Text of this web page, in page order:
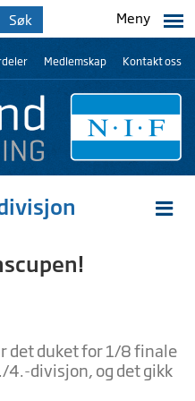
Meny
Medlemskap Kontakt oss
det duket for 1/8 finale
4.-divisjon, og det gikk